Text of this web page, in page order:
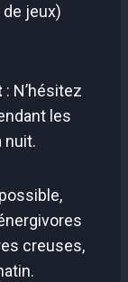
jeux)
: N’hésitez
les
nuit.
creuses,